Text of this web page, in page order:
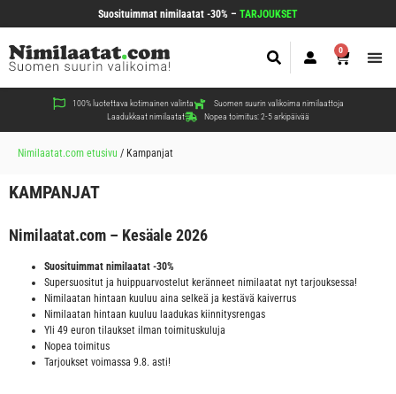
Suosituimmat nimilaatat -30% – TARJOUKSET
0
100% luotettava kotimainen valinta
Suomen suurin valikoima nimilaattoja
Laadukkaat nimilaatat
Nopea toimitus: 2-5 arkipäivää
Nimilaatat.com etusivu / Kampanjat
KAMPANJAT
Nimilaatat.com – Kesäale 2026
Suosituimmat nimilaatat -30%
Supersuositut ja huippuarvostelut keränneet nimilaatat nyt tarjouksessa!
Nimilaatan hintaan kuuluu aina selkeä ja kestävä kaiverrus
Nimilaatan hintaan kuuluu laadukas kiinnitysrengas
Yli 49 euron tilaukset ilman toimituskuluja
Nopea toimitus
Tarjoukset voimassa 9.8. asti!